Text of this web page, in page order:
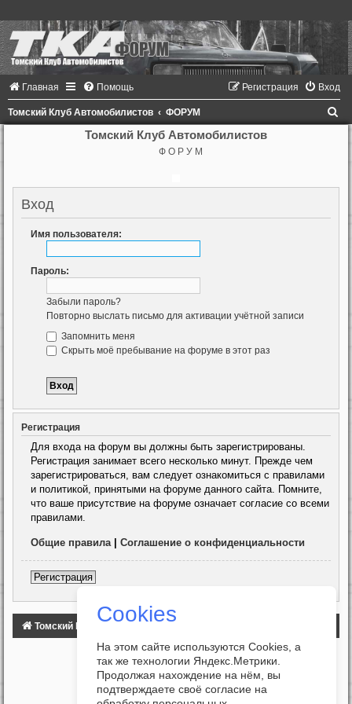
Главная Помощь Вход
Регистрация
Томский Клуб Автомобилистов ФОРУМ
Томский Клуб Автомобилистов
Ф О Р У М
Вход
Имя пользователя:
Пароль:
Забыли пароль?
Повторно выслать письмо для активации учётной записи
Запомнить меня
Скрыть моё пребывание на форуме в этот раз
Регистрация
Для входа на форум вы должны быть зарегистрированы.
Регистрация занимает всего несколько минут. Прежде чем
зарегистрироваться, вам следует ознакомиться с правилами
и политикой, принятыми на форуме данного сайта. Помните,
что ваше присутствие на форуме означает согласие со всеми
правилами.
Общие правила | Соглашение о конфиденциальности
Регистрация
Томский Клуб Автомобилистов
Cookies
На этом сайте используются Cookies, а
так же технологии Яндекс.Метрики.
Продолжая нахождение на нём, вы
подтверждаете своё согласие на